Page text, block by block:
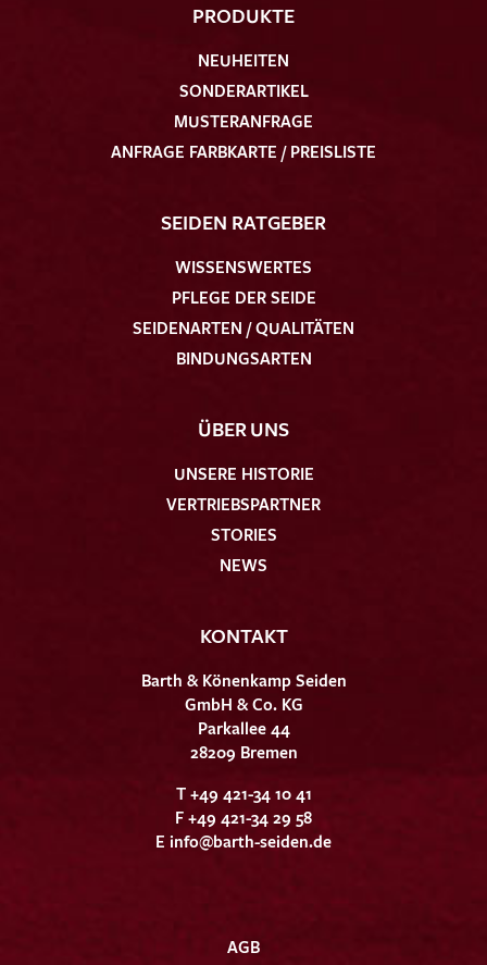
PRODUKTE
NEUHEITEN
SONDERARTIKEL
MUSTERANFRAGE
ANFRAGE FARBKARTE / PREISLISTE
SEIDEN RATGEBER
WISSENSWERTES
PFLEGE DER SEIDE
SEIDENARTEN / QUALITÄTEN
BINDUNGSARTEN
ÜBER UNS
UNSERE HISTORIE
VERTRIEBSPARTNER
STORIES
NEWS
KONTAKT
Barth & Könenkamp Seiden
GmbH & Co. KG
Parkallee 44
28209 Bremen
T +49 421-34 10 41
F +49 421-34 29 58
E info@barth-seiden.de
AGB